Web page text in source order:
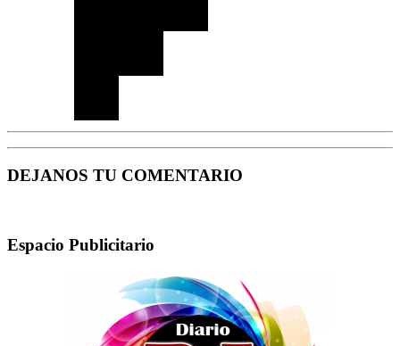
DEJANOS TU COMENTARIO
Espacio Publicitario